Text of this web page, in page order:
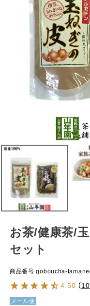
お茶/健康茶/
セット
商品番号 goboucha-
4.50 （10
メール便